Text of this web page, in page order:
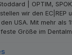
| OPTIM,
wir den EC|REP
USA. Mit mehr als
Größe im